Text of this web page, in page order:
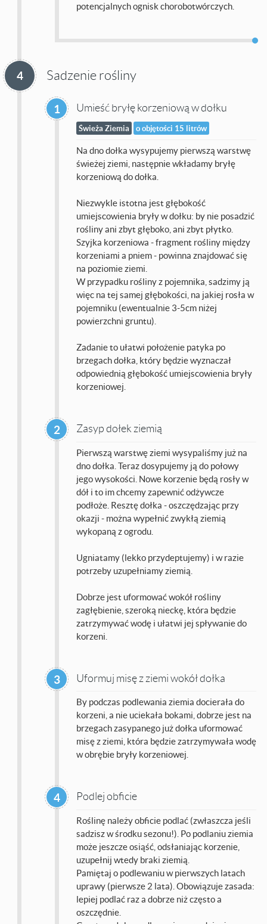
potencjalnych ognisk chorobotwórczych.
4 Sadzenie rośliny
1 Umieść bryłę korzeniową w dołku
Świeża Ziemia o objętości 15 litrów
Na dno dołka wysypujemy pierwszą warstwę
świeżej ziemi, następnie wkładamy bryłę
korzeniową do dołka.
Niezwykle istotna jest głębokość
umiejscowienia bryły w dołku: by nie posadzić
rośliny ani zbyt głęboko, ani zbyt płytko.
Szyjka korzeniowa - fragment rośliny między
korzeniami a pniem - powinna znajdować się
na poziomie ziemi.
W przypadku rośliny z pojemnika, sadzimy ją
więc na tej samej głębokości, na jakiej rosła w
pojemniku (ewentualnie 3-5cm niżej
powierzchni gruntu).
Zadanie to ułatwi położenie patyka po
brzegach dołka, który będzie wyznaczał
odpowiednią głębokość umiejscowienia bryły
korzeniowej.
2 Zasyp dołek ziemią
Pierwszą warstwę ziemi wysypaliśmy już na
dno dołka. Teraz dosypujemy ją do połowy
jego wysokości. Nowe korzenie będą rosły w
dół i to im chcemy zapewnić odżywcze
podłoże. Resztę dołka - oszczędzając przy
okazji - można wypełnić zwykłą ziemią
wykopaną z ogrodu.
Ugniatamy (lekko przydeptujemy) i w razie
potrzeby uzupełniamy ziemią.
Dobrze jest uformować wokół rośliny
zagłębienie, szeroką nieckę, która będzie
zatrzymywać wodę i ułatwi jej spływanie do
korzeni.
3 Uformuj misę z ziemi wokół dołka
By podczas podlewania ziemia docierała do
korzeni, a nie uciekała bokami, dobrze jest na
brzegach zasypanego już dołka uformować
misę z ziemi, która będzie zatrzymywała wodę
w obrębie bryły korzeniowej.
4 Podlej obficie
Roślinę należy obficie podlać (zwłaszcza jeśli
sadzisz w środku sezonu!). Po podlaniu ziemia
może jeszcze osiąść, odsłaniając korzenie,
uzupełnij wtedy braki ziemią.
Pamiętaj o podlewaniu w pierwszych latach
uprawy (pierwsze 2 lata). Obowiązuje zasada:
lepiej podlać raz a dobrze niż często a
oszczędnie.